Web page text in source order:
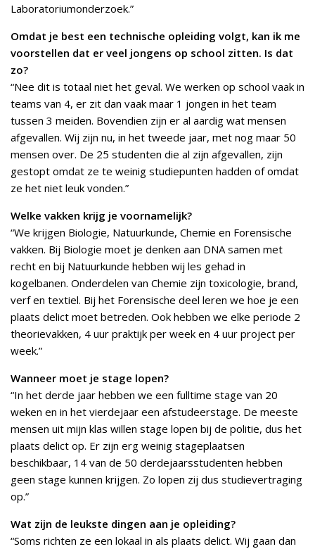
Laboratoriumonderzoek.”
Omdat je best een technische opleiding volgt, kan ik me
voorstellen dat er veel jongens op school zitten. Is dat
zo?
“Nee dit is totaal niet het geval. We werken op school vaak in
teams van 4, er zit dan vaak maar 1 jongen in het team
tussen 3 meiden. Bovendien zijn er al aardig wat mensen
afgevallen. Wij zijn nu, in het tweede jaar, met nog maar 50
mensen over. De 25 studenten die al zijn afgevallen, zijn
gestopt omdat ze te weinig studiepunten hadden of omdat
ze het niet leuk vonden.”
Welke vakken krijg je voornamelijk?
“We krijgen Biologie, Natuurkunde, Chemie en Forensische
vakken. Bij Biologie moet je denken aan DNA samen met
recht en bij Natuurkunde hebben wij les gehad in
kogelbanen. Onderdelen van Chemie zijn toxicologie, brand,
verf en textiel. Bij het Forensische deel leren we hoe je een
plaats delict moet betreden. Ook hebben we elke periode 2
theorievakken, 4 uur praktijk per week en 4 uur project per
week.”
Wanneer moet je stage lopen?
“In het derde jaar hebben we een fulltime stage van 20
weken en in het vierdejaar een afstudeerstage. De meeste
mensen uit mijn klas willen stage lopen bij de politie, dus het
plaats delict op. Er zijn erg weinig stageplaatsen
beschikbaar, 14 van de 50 derdejaarsstudenten hebben
geen stage kunnen krijgen. Zo lopen zij dus studievertraging
op.”
Wat zijn de leukste dingen aan je opleiding?
“Soms richten ze een lokaal in als plaats delict. Wij gaan dan